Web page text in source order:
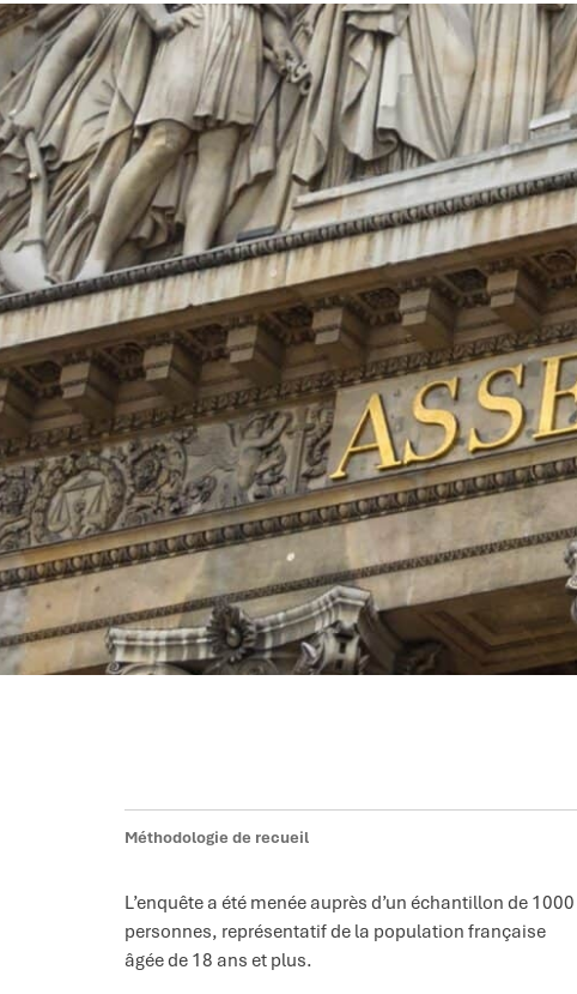
Méthodologie de recueil
L’enquête a été menée auprès d’un échantillon de 1000
personnes, représentatif de la population française
âgée de 18 ans et plus.